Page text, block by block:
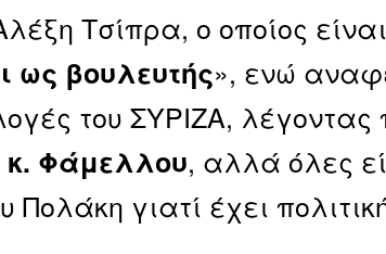
Τσίπρα, ο οποίος
ως βουλευτής», ενώ
του ΣΥΡΙΖΑ, λέγοντας
κ. Φάμελλου, αλλά όλες
Πολάκη γιατί έχει